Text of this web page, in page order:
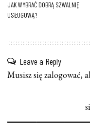
JAK WYBRAĆ DOBRĄ SZWALNIĘ
USŁUGOWĄ?
Leave a Reply
Musisz sięzalogować,